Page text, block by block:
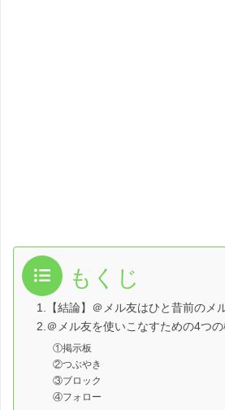
もくじ
1.【結論】＠メル友はひと昔前のメ
2.＠メル友を使いこなすための4つ
①掲示板
②つぶやき
③ブロック
④フォロー